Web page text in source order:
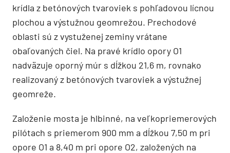
krídla z betónových tvaroviek s pohľadovou lícnou
plochou a výstužnou geomrežou. Prechodové
oblasti sú z vystuženej zeminy vrátane
obaľovaných čiel. Na pravé krídlo opory O1
nadväzuje oporný múr s dĺžkou 21,6 m, rovnako
realizovaný z betónových tvaroviek a výstužnej
geomreže.
Založenie mosta je hlbinné, na veľkopriemerových
pilótach s priemerom 900 mm a dĺžkou 7,50 m pri
opore O1 a 8,40 m pri opore O2, založených na